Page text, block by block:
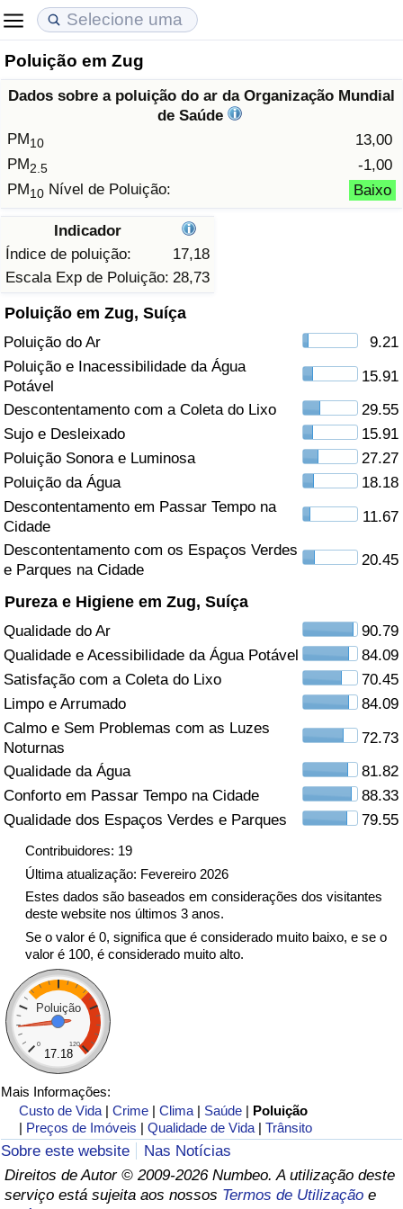
Poluição em Zug
Dados sobre a poluição do ar da Organização Mundial
de Saúde
PM10
13,00
PM2.5
-1,00
PM10 Nível de Poluição: Baixo
Indicador
Índice de poluição:
17,18
Escala Exp de Poluição: 28,73
Poluição em Zug, Suíça
Poluição do Ar
9.21
Poluição e Inacessibilidade da Água
Potável
15.91
Descontentamento com a Coleta do Lixo
29.55
Sujo e Desleixado
15.91
Poluição Sonora e Luminosa
27.27
Poluição da Água
18.18
Descontentamento em Passar Tempo na
Cidade
11.67
Descontentamento com os Espaços Verdes
e Parques na Cidade
20.45
Pureza e Higiene em Zug, Suíça
Qualidade do Ar
90.79
Qualidade e Acessibilidade da Água Potável
84.09
Satisfação com a Coleta do Lixo
70.45
Limpo e Arrumado
84.09
Calmo e Sem Problemas com as Luzes
Noturnas
72.73
Qualidade da Água
81.82
Conforto em Passar Tempo na Cidade
88.33
Qualidade dos Espaços Verdes e Parques
79.55
Contribuidores: 19
Última atualização: Fevereiro 2026
Estes dados são baseados em considerações dos visitantes
deste website nos últimos 3 anos.
Se o valor é 0, significa que é considerado muito baixo, e se o
valor é 100, é considerado muito alto.
Poluição
0 120
17.18
Mais Informações:
Custo de Vida |Crime |Clima | Saúde | Poluição
| Preços de Imóveis |Qualidade de Vida |Trânsito
Sobre este website
Nas Notícias
Direitos de Autor © 2009-2026 Numbeo. A utilização deste
serviço está sujeita aos nossos Termos de Utilização e
Custo de Vida
Indicador de Custo de Vida (Atual)
Indicador de Custo de Vida
em Aqaba
Preços de Imóveis
Indicador de Preços de Imóveis (Atual)
Indicador de Preços de Imóveis
Qualidade de Vida
Indicador de Qualidade de Vida
Indicador de Qualidade de Vida (Atual)
Crime
Taxa do Indicador de Crime (Atual)
Indicador de Crime
Índice de criminalidade por país
Saúde
Indicador de Saúde (Atual)
Indicador de Saúde
Indicador de Saúde por País
Indicador de Poluição (Atual)
Índice de poluição
Indicador de Poluição por País
Trânsito
Indicador de Trânsito
Indicador de Trânsito (Atual)
Indicador de Trânsito por País